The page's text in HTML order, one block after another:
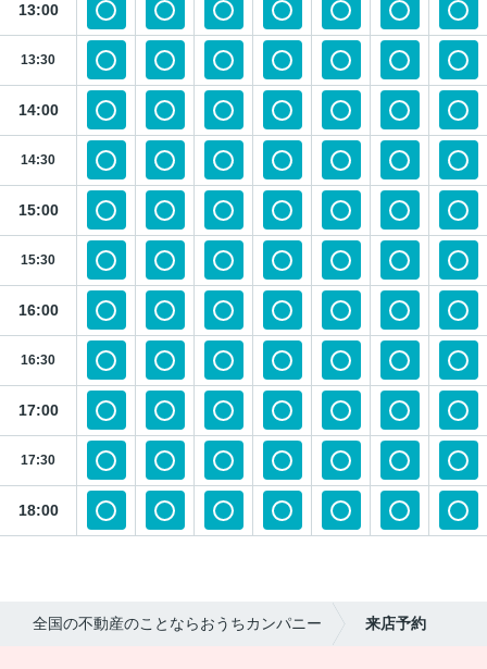
13:00
13:30
14:00
14:30
15:00
15:30
16:00
16:30
17:00
17:30
18:00
全国の不動産のことならおうちカンパニー 来店予約